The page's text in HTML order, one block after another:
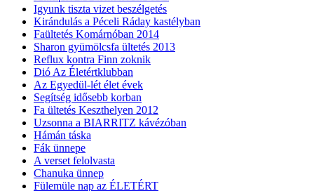
Igyunk tiszta vizet beszélgetés
Kirándulás a Péceli Ráday kastélyban
Faültetés Komárnóban 2014
Sharon gyümölcsfa ültetés 2013
Reflux kontra Finn zoknik
Dió Az Életértklubban
Az Egyedül-lét élet évek
Segítség idősebb korban
Fa ültetés Keszthelyen 2012
Uzsonna a BIARRITZ kávézóban
Hámán táska
Fák ünnepe
A verset felolvasta
Chanuka ünnep
Fülemüle nap az ÉLETÉRT